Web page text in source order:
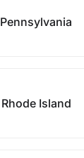
Pennsylvania
Rhode Island